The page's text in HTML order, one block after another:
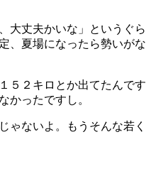
大丈夫かいな」というぐら
、夏場になったら勢いがな
５２キロとか出てたんです
かったですし。
ゃないよ。もうそんな若く